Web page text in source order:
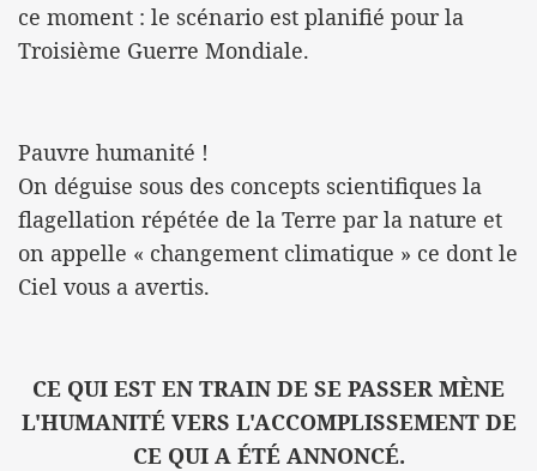
ce moment : le scénario est planifié pour la
Troisième Guerre Mondiale.
Pauvre humanité !
On déguise sous des concepts scientifiques la
flagellation répétée de la Terre par la nature et
on appelle « changement climatique » ce dont le
Ciel vous a avertis.
CE QUI EST EN TRAIN DE SE PASSER MÈNE
L'HUMANITÉ VERS L'ACCOMPLISSEMENT DE
CE QUI A ÉTÉ ANNONCÉ.